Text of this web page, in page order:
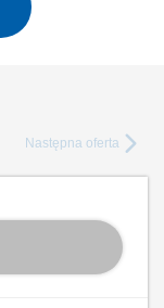
Następna oferta